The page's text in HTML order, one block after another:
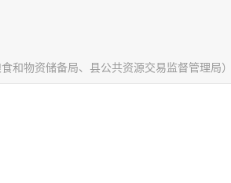
和物资储备局、县公共资源交易监督管理局）